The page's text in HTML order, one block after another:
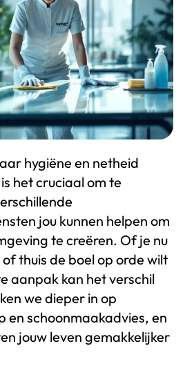
Start chat
Webshop
hygiëne en netheid
het cruciaal om te
jou kunnen helpen om
te creëren. Of je nu
thuis de boel op orde wilt
aanpak kan het verschil
we dieper in op
en schoonmaakadvies, en
jouw leven gemakkelijker